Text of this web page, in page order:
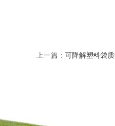
上一篇： 可降解塑料袋